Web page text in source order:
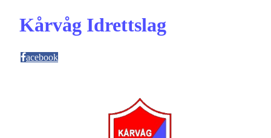
Kårvåg Idrettslag
acebook